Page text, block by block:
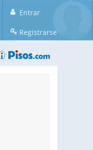
Entrar
Registrarse